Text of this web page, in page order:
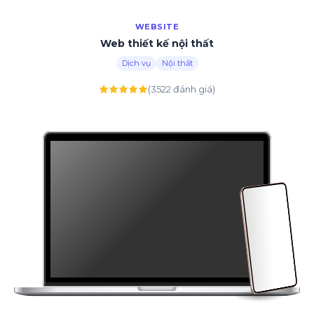
WEBSITE
Web thiết kế nội thất
Dịch vụ Nội thất
(3522 đánh giá)